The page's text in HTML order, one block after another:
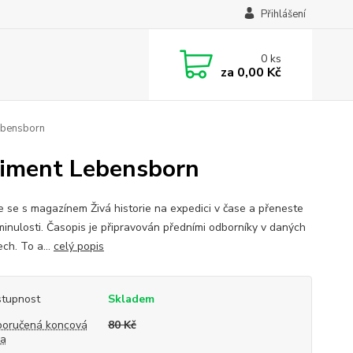
Přihlášení
0ks
za 0,00 Kč
Lebensborn
se s magazínem Živá historie na expedici v čase a přeneste
Časopis je připravován předními odborníky v daných
To a... celý popis
Skladem
koncová
80 Kč